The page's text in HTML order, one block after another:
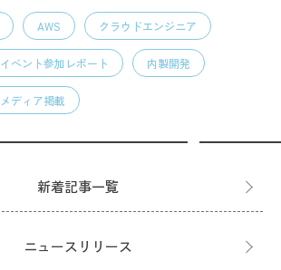
AWS クラウドエンジニア
イベント参加レポート 内製開発
メディア掲載
新着記事一覧
ニュースリリース